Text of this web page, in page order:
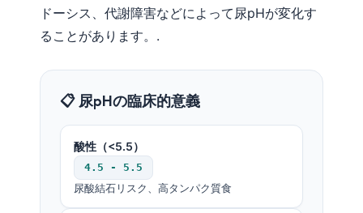
ドーシス、代謝障害などによって尿pHが変化す
ることがあります。.
📋 尿pHの臨床的意義
酸性（<5.5）
4.5 - 5.5
尿酸結石リスク、高タンパク質食